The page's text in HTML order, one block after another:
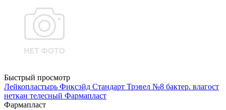
Быстрый просмотр
Лейкопластырь Фиксэйд Стандарт Трэвел №8 бактер. влагост
неткан телесный Фармапласт
Фармапласт